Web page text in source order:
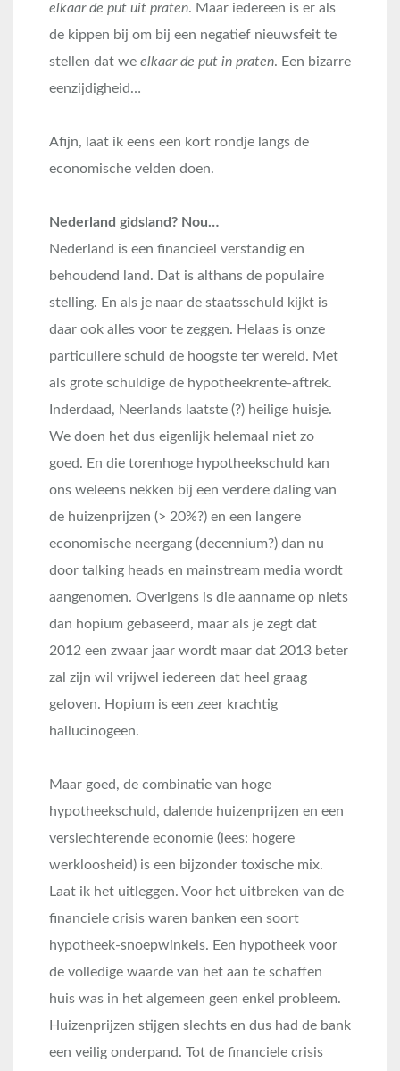
elkaar de put uit praten. Maar iedereen is er als
de kippen bij om bij een negatief nieuwsfeit te
stellen dat we elkaar de put in praten. Een bizarre
eenzijdigheid…
Afijn, laat ik eens een kort rondje langs de
economische velden doen.
Nederland gidsland? Nou…
Nederland is een financieel verstandig en
behoudend land. Dat is althans de populaire
stelling. En als je naar de staatsschuld kijkt is
daar ook alles voor te zeggen. Helaas is onze
particuliere schuld de hoogste ter wereld. Met
als grote schuldige de hypotheekrente-aftrek.
Inderdaad, Neerlands laatste (?) heilige huisje.
We doen het dus eigenlijk helemaal niet zo
goed. En die torenhoge hypotheekschuld kan
ons weleens nekken bij een verdere daling van
de huizenprijzen (> 20%?) en een langere
economische neergang (decennium?) dan nu
door talking heads en mainstream media wordt
aangenomen. Overigens is die aanname op niets
dan hopium gebaseerd, maar als je zegt dat
2012 een zwaar jaar wordt maar dat 2013 beter
zal zijn wil vrijwel iedereen dat heel graag
geloven. Hopium is een zeer krachtig
hallucinogeen.
Maar goed, de combinatie van hoge
hypotheekschuld, dalende huizenprijzen en een
verslechterende economie (lees: hogere
werkloosheid) is een bijzonder toxische mix.
Laat ik het uitleggen. Voor het uitbreken van de
financiele crisis waren banken een soort
hypotheek-snoepwinkels. Een hypotheek voor
de volledige waarde van het aan te schaffen
huis was in het algemeen geen enkel probleem.
Huizenprijzen stijgen slechts en dus had de bank
een veilig onderpand. Tot de financiele crisis